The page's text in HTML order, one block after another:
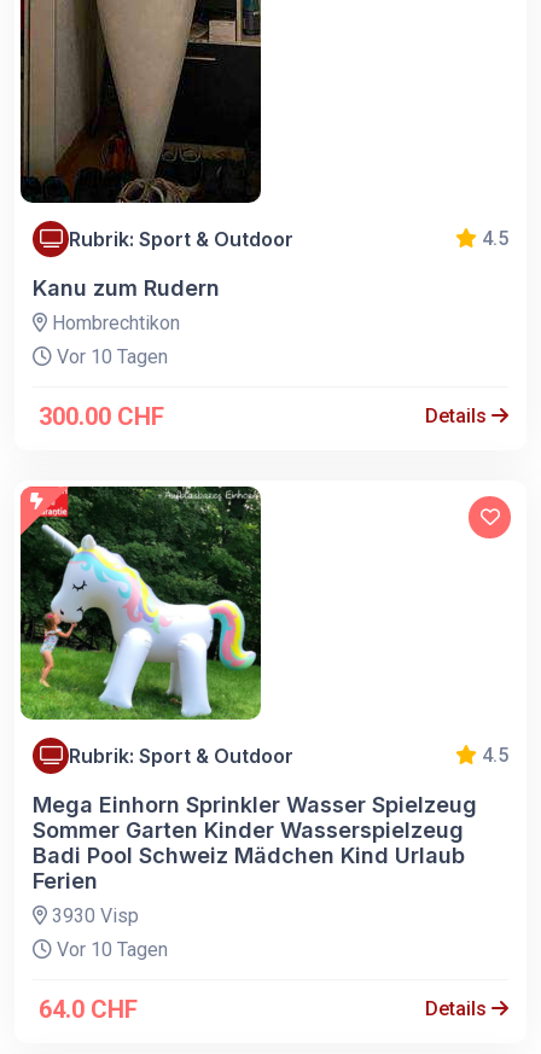
Rubrik: Sport & Outdoor 4.5
Kanu zum Rudern
Hombrechtikon
Vor 10 Tagen
300.00 CHF Details
Rubrik: Sport & Outdoor 4.5
Mega Einhorn Sprinkler Wasser Spielzeug
Sommer Garten Kinder Wasserspielzeug
Badi Pool Schweiz Mädchen Kind Urlaub
Ferien
3930 Visp
Vor 10 Tagen
64.0 CHF Details